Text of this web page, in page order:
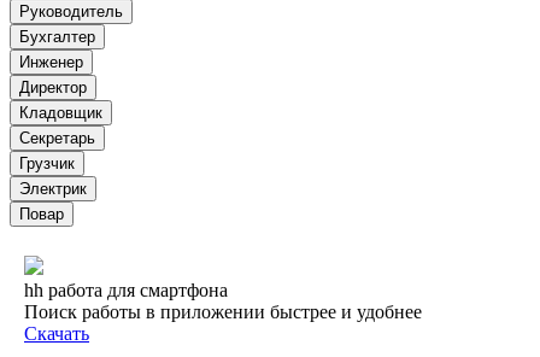
Руководитель
Бухгалтер
Инженер
Директор
Кладовщик
Секретарь
Грузчик
Электрик
Повар
hh работа для смартфона
Поиск работы в приложении быстрее и удобнее
Скачать